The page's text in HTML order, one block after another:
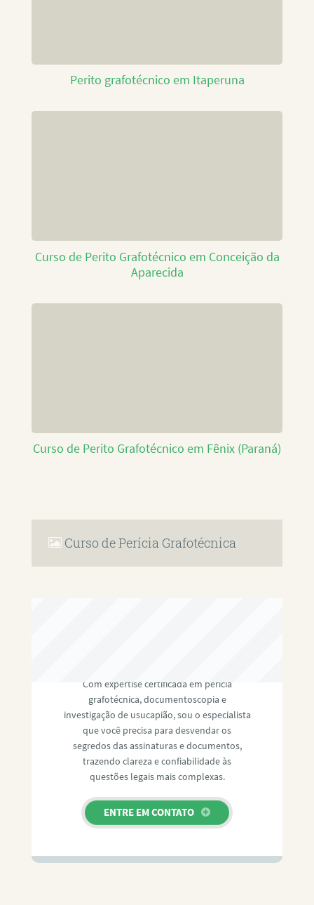
Perito grafotécnico em Itaperuna
Curso de Perito Grafotécnico em Conceição da
Aparecida
Curso de Perito Grafotécnico em Fênix (Paraná)
Curso de Perícia Grafotécnica
Com expertise certificada em perícia
grafotécnica, documentoscopia e
investigação de usucapião, sou o especialista
que você precisa para desvendar os
segredos das assinaturas e documentos,
trazendo clareza e confiabilidade às
questões legais mais complexas.
ENTRE EM CONTATO